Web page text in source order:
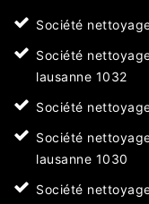
Société
Société
lausanne 1032
Société
Société
lausanne 1030
Société